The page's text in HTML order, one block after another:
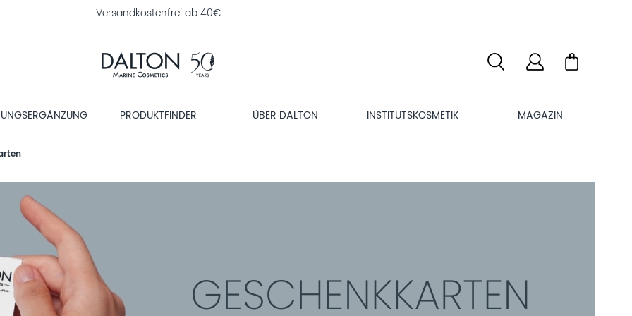
Versandkostenfrei ab 40€
PRODUKTFINDER ÜBER DALTON INSTITUTSKOSMETIK MAGAZIN